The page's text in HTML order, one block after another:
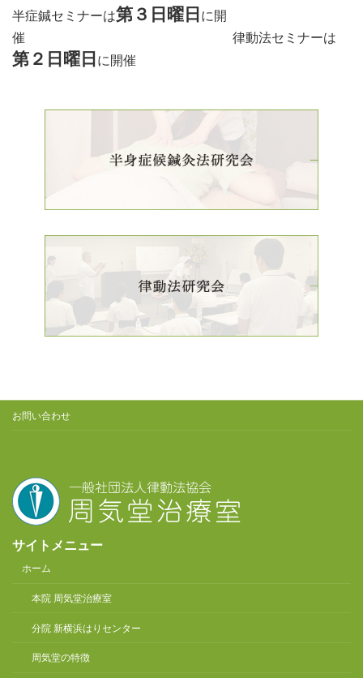
半症鍼セミナーは第３日曜日に開
催 律動法セミナーは
第２日曜日に開催
お問い合わせ
サイトメニュー
ホーム
本院 周気堂治療室
分院 新横浜はりセンター
周気堂の特徴